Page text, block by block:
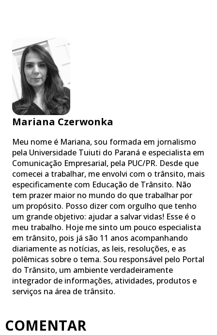
Mariana Czerwonka
Meu nome é Mariana, sou formada em jornalismo
pela Universidade Tuiuti do Paraná e especialista em
Comunicação Empresarial, pela PUC/PR. Desde que
comecei a trabalhar, me envolvi com o trânsito, mais
especificamente com Educação de Trânsito. Não
tem prazer maior no mundo do que trabalhar por
um propósito. Posso dizer com orgulho que tenho
um grande objetivo: ajudar a salvar vidas! Esse é o
meu trabalho. Hoje me sinto um pouco especialista
em trânsito, pois já são 11 anos acompanhando
diariamente as notícias, as leis, resoluções, e as
polêmicas sobre o tema. Sou responsável pelo Portal
do Trânsito, um ambiente verdadeiramente
integrador de informações, atividades, produtos e
serviços na área de trânsito.
COMENTAR